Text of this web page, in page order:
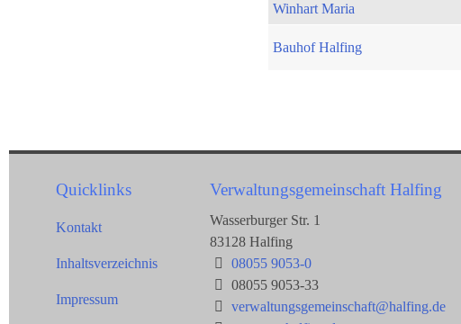
Winhart Maria
Bauhof Halfing
Quicklinks
Kontakt
Inhaltsverzeichnis
Impressum
Verwaltungsgemeinschaft Halfing
Wasserburger Str. 1
83128 Halfing
08055 9053-0
08055 9053-33
verwaltungsgemeinschaft@halfing.de